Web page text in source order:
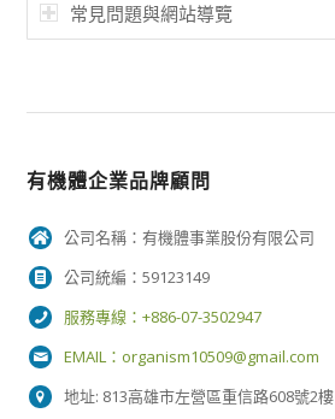
常見問題與網站導覽
有機體企業品牌顧問
公司名稱：有機體事業股份有限公司
公司統編：59123149
服務專線：+886-07-3502947
EMAIL： organism10509@gmail.com
地址: 813高雄市左營區重信路608號2樓